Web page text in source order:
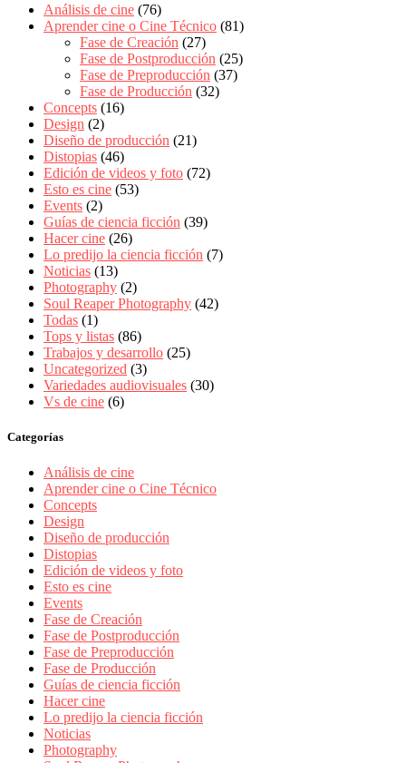
Análisis de cine (76)
Aprender cine o Cine Técnico (81)
Fase de Creación (27)
Fase de Postproducción (25)
Fase de Preproducción (37)
Fase de Producción (32)
Concepts (16)
Design (2)
Diseño de producción (21)
Distopias (46)
Edición de videos y foto (72)
Esto es cine (53)
Events (2)
Guías de ciencia ficción (39)
Hacer cine (26)
Lo predijo la ciencia ficción (7)
Noticias (13)
Photography (2)
Soul Reaper Photography (42)
Todas (1)
Tops y listas (86)
Trabajos y desarrollo (25)
Uncategorized (3)
Variedades audiovisuales (30)
Vs de cine (6)
Categorías
Análisis de cine
Aprender cine o Cine Técnico
Concepts
Design
Diseño de producción
Distopias
Edición de videos y foto
Esto es cine
Events
Fase de Creación
Fase de Postproducción
Fase de Preproducción
Fase de Producción
Guías de ciencia ficción
Hacer cine
Lo predijo la ciencia ficción
Noticias
Photography